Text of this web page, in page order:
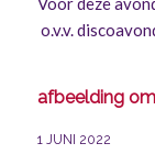
o.v.v.
afbeelding
1 JUNI 2022